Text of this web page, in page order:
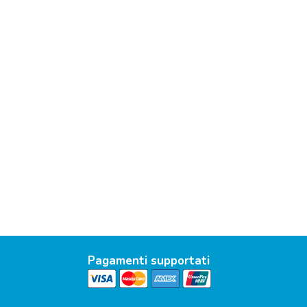
Pagamenti supportati